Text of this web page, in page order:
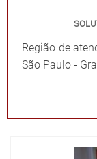
Região de
São Paulo -